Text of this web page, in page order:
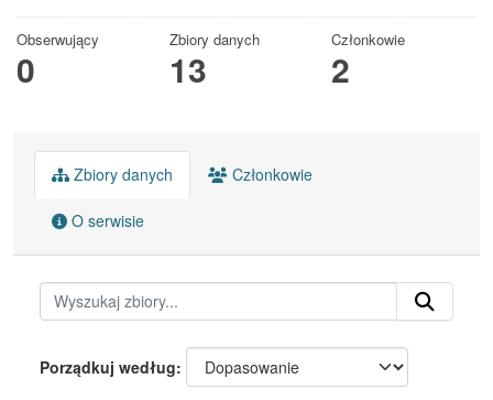
Obserwujący
0
Zbiory danych
13
Członkowie
2
Zbiory danych Członkowie
O serwisie
Porządkuj według